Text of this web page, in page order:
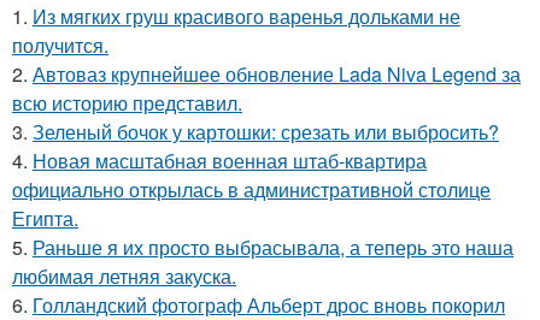
1. Из мягких груш красивого варенья дольками не
получится.
2. Автоваз крупнейшее обновление Lada Niva Legend за
всю историю представил.
3. Зеленый бочок у картошки: срезать или выбросить?
4. Новая масштабная военная штаб-квартира
официально открылась в административной столице
Египта.
5. Раньше я их просто выбрасывала, а теперь это наша
любимая летняя закуска.
6. Голландский фотограф Альберт дрос вновь покорил